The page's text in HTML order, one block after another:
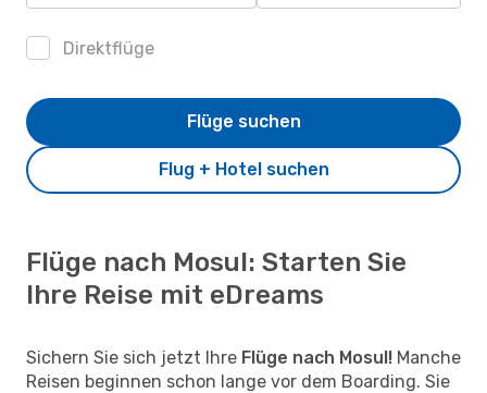
Direktflüge
Flug + Hotel suchen
Flüge suchen
Flüge nach Mosul: Starten Sie
Ihre Reise mit eDreams
Sichern Sie sich jetzt Ihre Flüge nach Mosul! Manche
Reisen beginnen schon lange vor dem Boarding. Sie